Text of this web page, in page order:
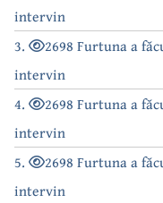
intervin
3.
2698 Furtuna a
intervin
4.
2698 Furtuna a
intervin
5.
2698 Furtuna a
intervin